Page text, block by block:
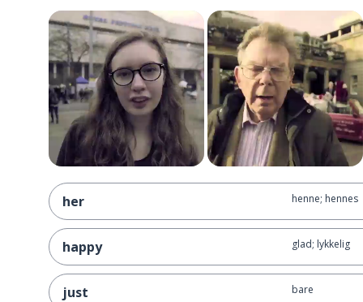
her henne; hennes
happy glad; lykkelig
just bare